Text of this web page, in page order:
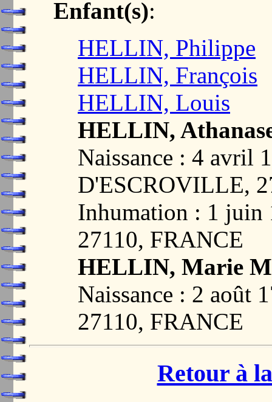
Enfant(s):
HELLIN, Philippe
HELLIN, François
HELLIN, Louis
HELLIN,
Naissance : 4 avril
D'ESCROVILLE,
Inhumation : 1 juin
27110, FRANCE
HELLIN, Marie
Naissance : 2 août
27110, FRANCE
Retour à